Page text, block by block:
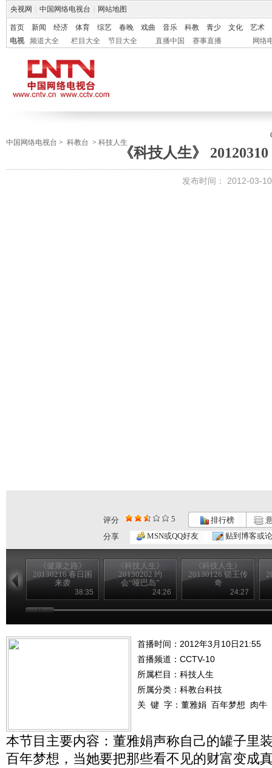
央视网 中国网络电视台 网站地图
首页 新闻 经济 体育 综艺 春晚 戏曲 音乐 科教 青少 文化
艺术
电视
频道大全 栏目大全 节目大全 直播中国 赛事直播 网络
中国网络电视台 > 科教台 > 科技人生
《科技人生》
发布时间： 2012-03-
评分 5 排行榜
分享
MSN或QQ好友 贴到博客或
《健康之路》
20130216 春日困
来袭
38:35
《科技人生》
20130202 约
会“哑巴岛”
24:26
《科技人生》
20130126 锁王传
奇
24:27
首播时间：2012年3月10日21:55
首播频道： CCTV-10
所属栏目： 科技人生
所属分类：科教台科技
关 键 字： 董雅娟 百年梦想 肉牛
本节目主要内容：董雅娟声称自己的罐子里
百年梦想，当她要把那些看不见的财富变成